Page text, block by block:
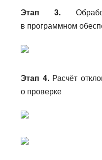
Этап 3.
в программном
Этап 4.Расчёт
о проверке